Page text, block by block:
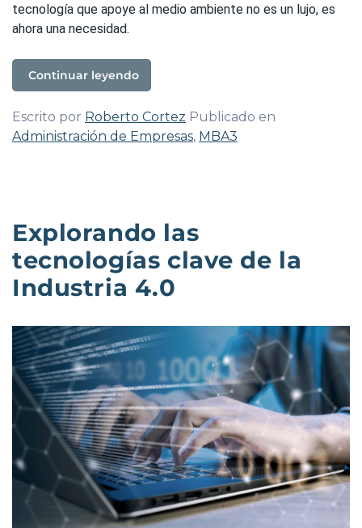
tecnología que apoye al medio ambiente no es un lujo, es
ahora una necesidad.
Continuar leyendo
Escrito por Roberto Cortez Publicado en
Administración de Empresas, MBA3
Explorando las
tecnologías clave de la
Industria 4.0